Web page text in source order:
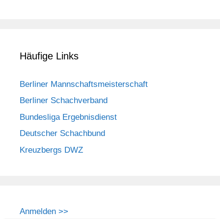
Häufige Links
Berliner Mannschaftsmeisterschaft
Berliner Schachverband
Bundesliga Ergebnisdienst
Deutscher Schachbund
Kreuzbergs DWZ
Anmelden >>